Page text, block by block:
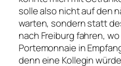
solle also nicht auf den
warten, sondern statt
nach Freiburg fahren,
Portemonnaie in
denn eine Kollegin